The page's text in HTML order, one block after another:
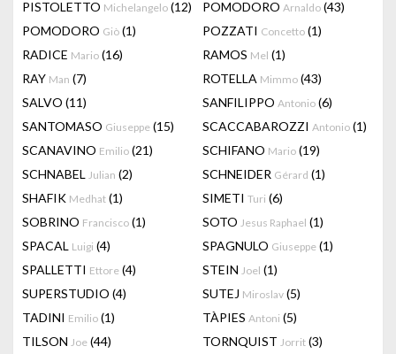
PISTOLETTO Michelangelo (12) POMODORO Arnaldo (43)
POMODORO Giò (1) POZZATI Concetto (1)
RADICE Mario (16) RAMOS Mel (1)
RAY Man (7) ROTELLA Mimmo (43)
SALVO (11) SANFILIPPO Antonio (6)
SANTOMASO Giuseppe (15) SCACCABAROZZI Antonio (1)
SCANAVINO Emilio (21) SCHIFANO Mario (19)
SCHNABEL Julian (2) SCHNEIDER Gérard (1)
SHAFIK Medhat (1) SIMETI Turi (6)
SOBRINO Francisco (1) SOTO Jesus Raphael (1)
SPACAL Luigi (4) SPAGNULO Giuseppe (1)
SPALLETTI Ettore (4) STEIN Joel (1)
SUPERSTUDIO (4) SUTEJ Miroslav (5)
TADINI Emilio (1) TÀPIES Antoni (5)
TILSON Joe (44) TORNQUIST Jorrit (3)